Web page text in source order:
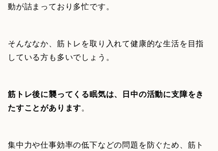
動が詰まっており多忙です。
そんななか、筋トレを取り入れて健康的な生活を目指
している方も多いでしょう。
筋トレ後に襲ってくる眠気は、日中の活動に支障をき
たすことがあります。
集中力や仕事効率の低下などの問題を防ぐため、筋ト